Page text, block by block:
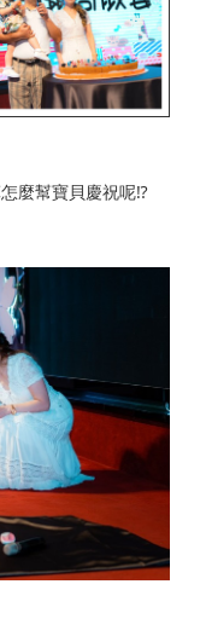
怎麼幫寶貝慶祝呢⁉